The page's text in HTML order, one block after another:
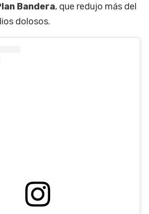
Bandera, que redujo más del
dolosos.